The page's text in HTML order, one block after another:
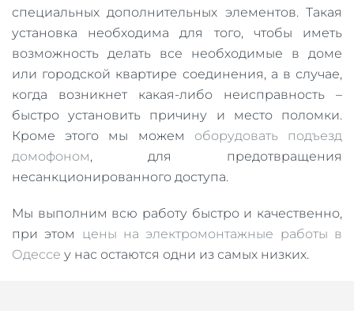
специальных дополнительных элементов. Такая
установка необходима для того, чтобы иметь
возможность делать все необходимые в доме
или городской квартире соединения, а в случае,
когда возникнет какая-либо неисправность –
быстро установить причину и место поломки.
Кроме этого мы можем оборудовать подъезд
домофоном, для предотвращения
несанкционированного доступа.
Мы выполним всю работу быстро и качественно,
при этом цены на электромонтажные работы в
Одессе у нас остаются одни из самых низких.